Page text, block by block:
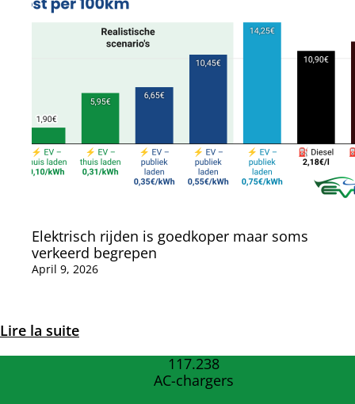
Elektrisch rijden is goedkoper maar soms
verkeerd begrepen
April 9, 2026
Lire la suite
AC-chargers
117.488